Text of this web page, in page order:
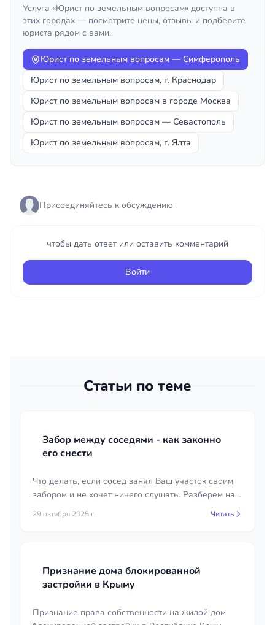
Услуга «Юрист по земельным вопросам» доступна в
этих городах — посмотрите цены, отзывы и подберите
юриста рядом с вами.
Юрист по земельным вопросам — Симферополь
Юрист по земельным вопросам, г. Краснодар
Юрист по земельным вопросам в городе Москва
Юрист по земельным вопросам — Севастополь
Юрист по земельным вопросам, г. Ялта
Присоединяйтесь к обсуждению
чтобы дать ответ или оставить комментарий
Войти
Статьи по теме
Забор между соседями - как законно
его снести
Что делать, если сосед занял Ваш участок своим
забором и не хочет ничего слушать. Разберем на
примере судебного решения.
29 октября 2025 г. Читать
Признание дома блокированной
застройки в Крыму
Признание права собственности на жилой дом